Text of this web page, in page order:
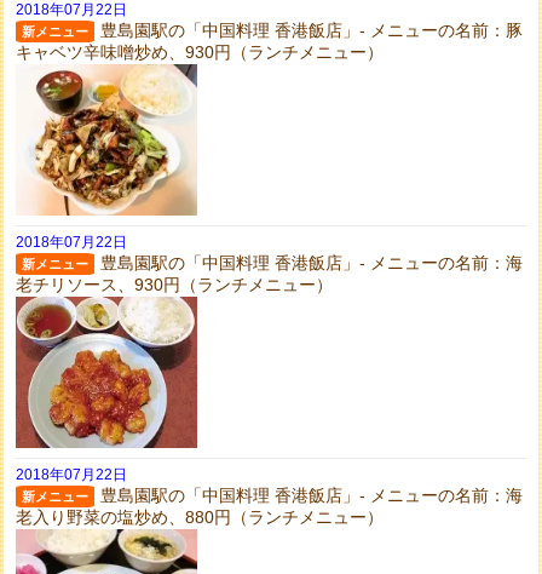
2018年07月22日
新メニュー
豊島園駅の「中国料理 香港飯店」- メニューの名前：豚
キャベツ辛味噌炒め、930円（ランチメニュー）
2018年07月22日
新メニュー
豊島園駅の「中国料理 香港飯店」- メニューの名前：海
老チリソース、930円（ランチメニュー）
2018年07月22日
新メニュー
豊島園駅の「中国料理 香港飯店」- メニューの名前：海
老入り野菜の塩炒め、880円（ランチメニュー）